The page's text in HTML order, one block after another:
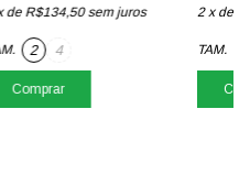
de R$134,50 sem juros
2 4
Comprar
2 x de
TAM.